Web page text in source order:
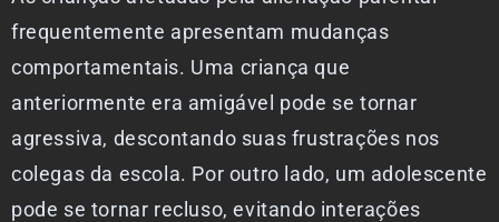
frequentemente apresentam mudanças
comportamentais. Uma criança que
anteriormente era amigável pode se tornar
agressiva, descontando suas frustrações nos
colegas da escola. Por outro lado, um adolescente
pode se tornar recluso, evitando interações